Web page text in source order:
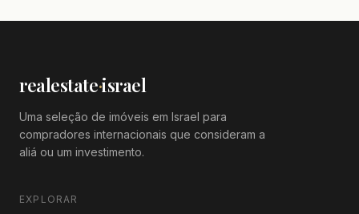
realestate·israel
Uma seleção de imóveis em Israel para
compradores internacionais que consideram a
aliá ou um investimento.
EXPLORAR